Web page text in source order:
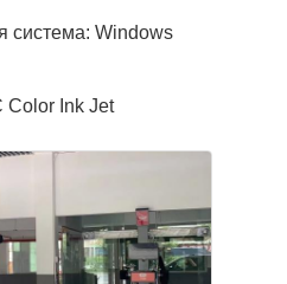
система: Windows
Color Ink Jet